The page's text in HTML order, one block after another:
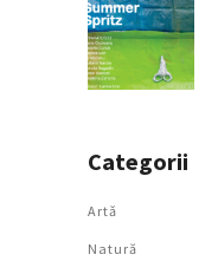
Categorii
Artǎ
Natură